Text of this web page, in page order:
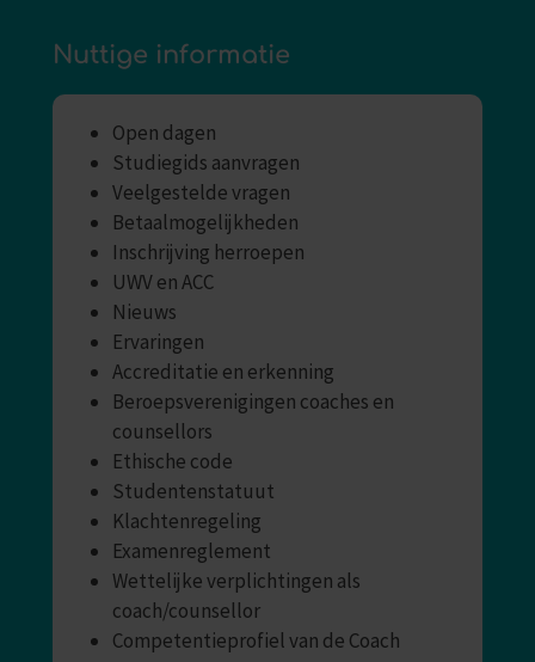
Nuttige informatie
Open dagen
Studiegids aanvragen
Veelgestelde vragen
Betaalmogelijkheden
Inschrijving herroepen
UWV en ACC
Nieuws
Ervaringen
Accreditatie en erkenning
Beroepsverenigingen coaches en
counsellors
Ethische code
Studentenstatuut
Klachtenregeling
Examenreglement
Wettelijke verplichtingen als
coach/counsellor
Competentieprofiel van de Coach